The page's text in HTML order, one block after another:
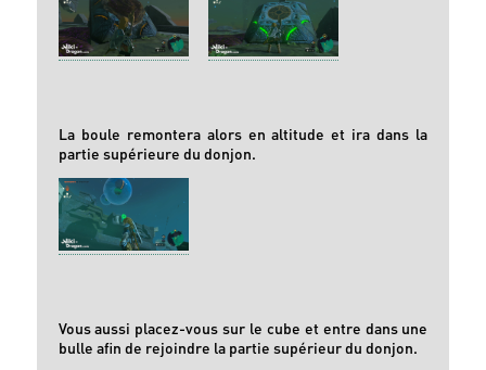
La boule remontera alors en altitude et ira dans la
partie supérieure du donjon.
Vous aussi placez-vous sur le cube et entre dans une
bulle afin de rejoindre la partie supérieur du donjon.